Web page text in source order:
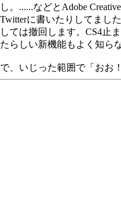
し。......などとAdobe
Twitterに書いたりしてまし
しては撤回します。CS4止
たらしい新機能もよく知ら
で、いじった範囲で「おお